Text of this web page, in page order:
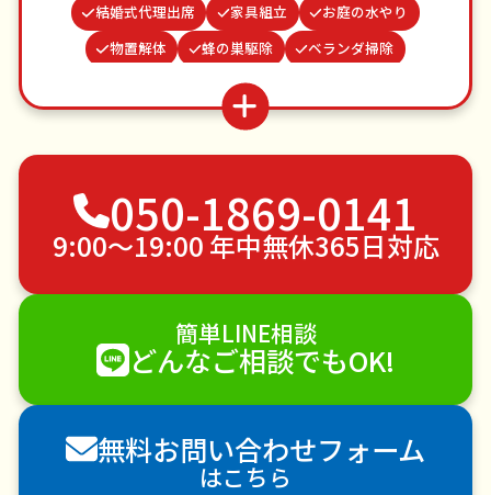
結婚式代理出席
家具組立
お庭の水やり
物置解体
蜂の巣駆除
ベランダ掃除
お墓参り代行
カーテンレール取り付け
波板張替え
水道パッキン交換
不用品回収
ゴミ屋敷片付け
植木の剪定
植木の伐採
手すり取り付け
ペットのお世話
エアコンクリーニング
DIY・日曜大工
ハウスクリーニング
雪かき・雪下ろし
電球交換
襖（ふすま）の張替え
空き家管理
各種代行
害獣駆除
防草シート施工
ナメクジ駆除
害虫駆除
050-1869-0141
9:00〜19:00 年中無休365日対応
簡単LINE相談
どんなご相談でもOK!
無料お問い合わせフォーム
はこちら